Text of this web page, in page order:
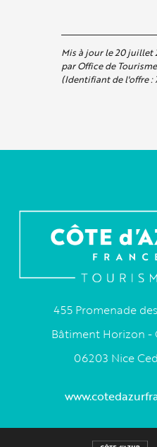
Mis à jour le 20 juillet
par Office de
(Identifiant de l'offre :
455 Promenade
Bâtiment Horizon -
06203 Nice